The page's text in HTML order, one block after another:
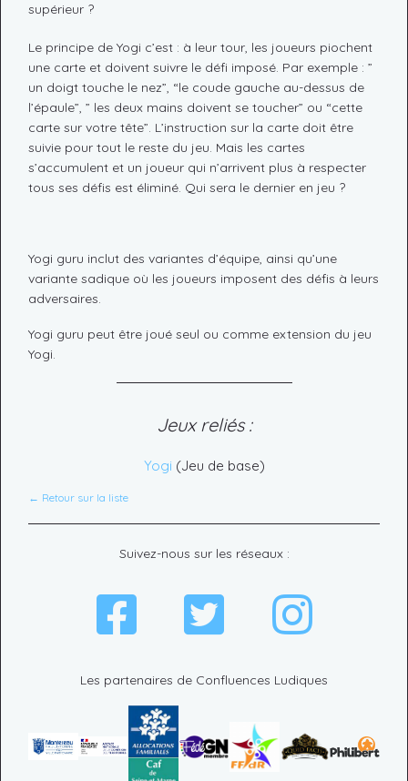
supérieur ?
Le principe de Yogi c’est : à leur tour, les joueurs piochent
une carte et doivent suivre le défi imposé. Par exemple : ”
un doigt touche le nez”, “le coude gauche au-dessus de
l’épaule”, ” les deux mains doivent se toucher” ou “cette
carte sur votre tête”. L’instruction sur la carte doit être
suivie pour tout le reste du jeu. Mais les cartes
s’accumulent et un joueur qui n’arrivent plus à respecter
tous ses défis est éliminé. Qui sera le dernier en jeu ?
Yogi guru inclut des variantes d’équipe, ainsi qu’une
variante sadique où les joueurs imposent des défis à leurs
adversaires.
Yogi guru peut être joué seul ou comme extension du jeu
Yogi.
Jeux reliés :
Yogi (Jeu de base)
← Retour sur la liste
Les partenaires de Confluences Ludiques
Suivez-nous sur les réseaux :